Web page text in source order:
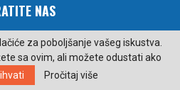
NAS
za poboljšanje vašeg iskustva.
sa ovim, ali možete odustati ako
Pročitaj više